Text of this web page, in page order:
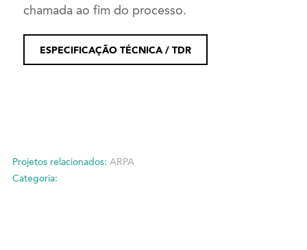
chamada ao fim do processo.
ESPECIFICAÇÃO TÉCNICA / TDR
Projetos relacionados: ARPA
Categoria: